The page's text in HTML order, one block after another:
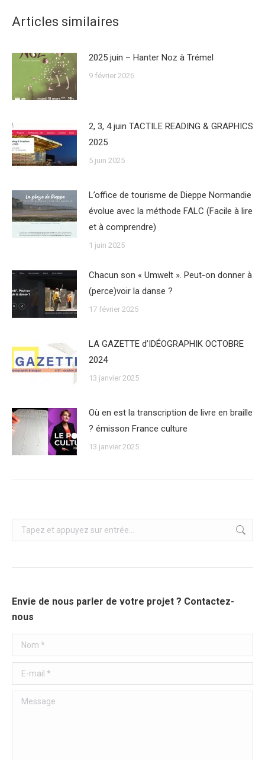
Articles similaires
2025 juin – Hanter Noz à Trémel
9 février 2026
2, 3, 4 juin TACTILE READING & GRAPHICS
2025
5 juin 2025
L’office de tourisme de Dieppe Normandie
évolue avec la méthode FALC (Facile à lire
et à comprendre)
1 juin 2025
Chacun son « Umwelt ». Peut-on donner à
(perce)voir la danse ?
17 février 2025
LA GAZETTE d’IDÉOGRAPHIK OCTOBRE
2024
13 janvier 2025
Où en est la transcription de livre en braille
? émisson France culture
13 janvier 2025
Recherche
:
Envie de nous parler de votre projet ? Contactez-
nous
Nom *
E-mail *
Message